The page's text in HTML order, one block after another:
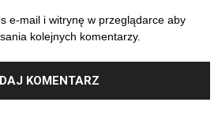
e-mail i witrynę w przeglądarce aby
kolejnych komentarzy.